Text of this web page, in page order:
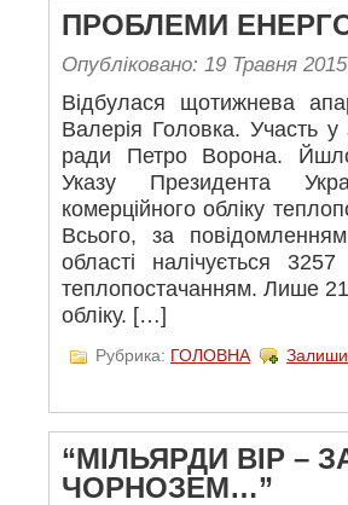
ПРОБЛЕМИ
Опубліковано: 19 Травня 2015
Відбулася щотижнева
Валерія Головка. Участь у
ради Петро Ворона.
Указу Президента
комерційного обліку
Всього, за
області налічується
теплопостачанням. Лише
обліку. […]
Рубрика: ГОЛОВНА
“МІЛЬЯРДИ ВІР –
ЧОРНОЗЕМ…”